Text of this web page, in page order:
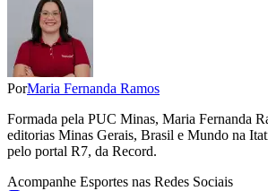
PorMaria Fernanda Ramos
Formada pela PUC Minas, Maria Fernanda
editorias Minas Gerais, Brasil e Mundo na
pelo portal R7, da Record.
Acompanhe Esportes nas Redes Sociais